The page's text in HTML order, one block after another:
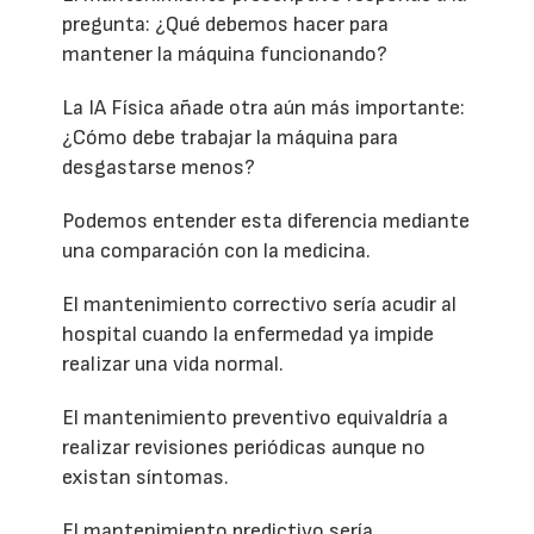
pregunta: ¿Qué debemos hacer para
mantener la máquina funcionando?
La IA Física añade otra aún más importante:
¿Cómo debe trabajar la máquina para
desgastarse menos?
Podemos entender esta diferencia mediante
una comparación con la medicina.
El mantenimiento correctivo sería acudir al
hospital cuando la enfermedad ya impide
realizar una vida normal.
El mantenimiento preventivo equivaldría a
realizar revisiones periódicas aunque no
existan síntomas.